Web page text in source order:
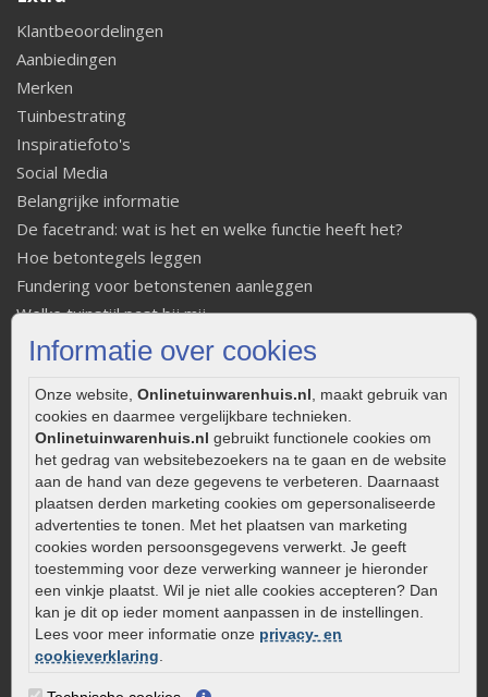
Informatie over cookies
Onze website, Onlinetuinwarenhuis.nl, maakt gebruik van
cookies en daarmee vergelijkbare technieken.
Onlinetuinwarenhuis.nl gebruikt functionele cookies om
het gedrag van websitebezoekers na te gaan en de website
aan de hand van deze gegevens te verbeteren. Daarnaast
plaatsen derden marketing cookies om gepersonaliseerde
advertenties te tonen. Met het plaatsen van marketing
cookies worden persoonsgegevens verwerkt. Je geeft
toestemming voor deze verwerking wanneer je hieronder
een vinkje plaatst. Wil je niet alle cookies accepteren? Dan
kan je dit op ieder moment aanpassen in de instellingen.
Lees voor meer informatie onze privacy- en
cookieverklaring.
Klantbeoordelingen
Aanbiedingen
Merken
Tuinbestrating
Inspiratiefoto's
Social Media
Belangrijke informatie
De facetrand: wat is het en welke functie heeft het?
Hoe betontegels leggen
Fundering voor betonstenen aanleggen
Welke tuinstijl past bij mij
Strakke tuin inrichten
Onderhoud van gebakken bestrating
Aanlegtips voor gebakken bestrating
Zelf een terras aanleggen
Kleine stadstuin inrichten
0320 – 219170
Kaapstanderweg 41
8243 RB Lelystad
info@onlinetuinwarenhuis.nl
Routebeschrijving